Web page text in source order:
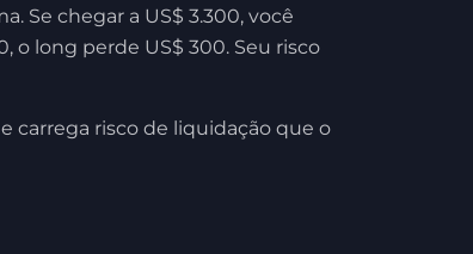
Se chegar a US$ 3.300, você
o long perde US$ 300. Seu risco
carrega risco de liquidação que o